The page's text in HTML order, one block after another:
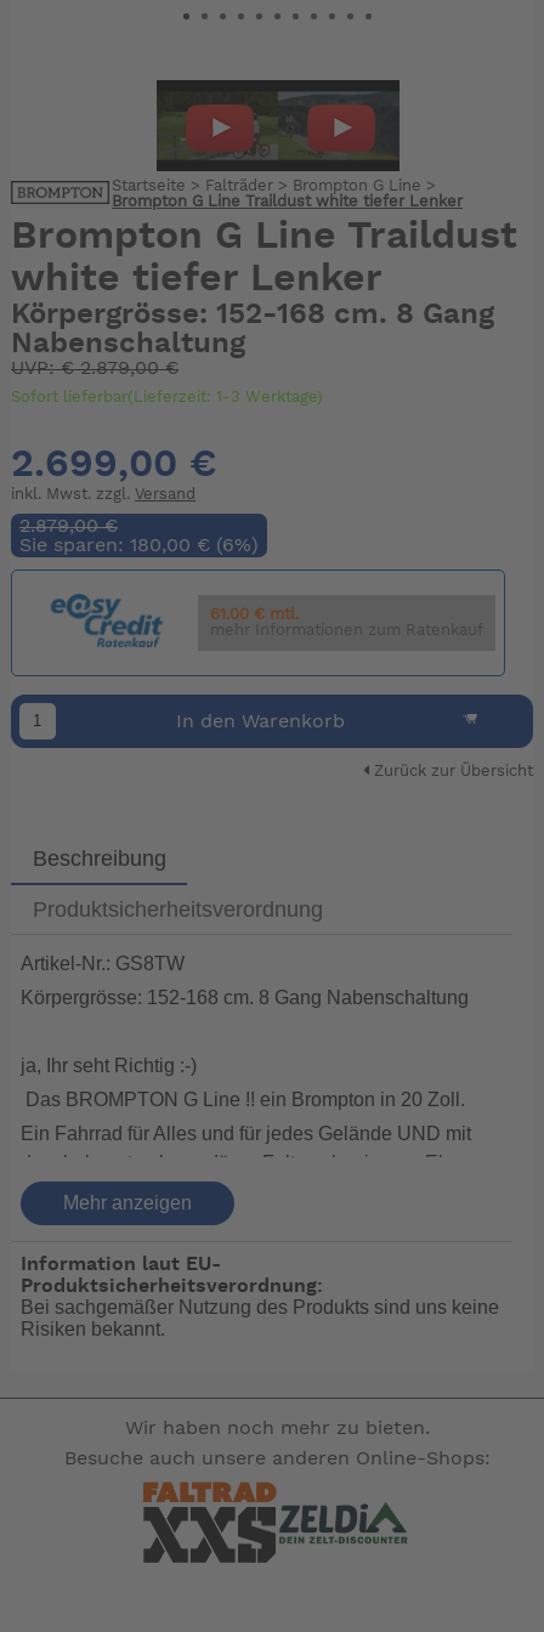
Startseite > Falträder > Brompton G Line >
Brompton G Line Traildust white tiefer Lenker
Brompton G Line Traildust
white tiefer Lenker
Körpergrösse: 152-168 cm. 8 Gang
Nabenschaltung
UVP:€2.879,00 €
Sofort lieferbar(Lieferzeit: 1-3 Werktage)
2.699,00 €
inkl. Mwst. zzgl. Versand
2.879,00 €
Sie sparen: 180,00 € (6%)
61.00 € mtl.
mehr Informationen zum Ratenkauf
In den Warenkorb
Zurück zur Übersicht
Beschreibung
Produktsicherheitsverordnung
Artikel-Nr.: GS8TW
Körpergrösse: 152-168 cm. 8 Gang Nabenschaltung
ja, Ihr seht Richtig :-)
Das BROMPTON G Line !! ein Brompton in 20 Zoll.
Ein Fahrrad für Alles und für jedes Gelände UND mit
dem bekannten legendären Faltmechanismus. Eben
ein Brompton!
Es ist genauso leicht verstaubar und an einer Hand zu
tragen wie ein C Line in 16 Zoll,bietet aber durch 20
Zoll Ballonreifen einen bahnbrechenden Komfort und
Fahrverhalten.
kleiner Bruder. Auch dieses G Line wird Ihr treuer
Begleiter auf den man sich verlassen kann.
Das Brompton G Line wird mit einer 8 Gang Shimano
Alfine und Scheibenbremsen ausgerüstet.
Das sagt Brompton:
Wir schaffen urbane Freiheit für ein glücklicheres
Mehr anzeigen
Information laut EU-
Produktsicherheitsverordnung:
Bei sachgemäßer Nutzung des Produkts sind uns keine
Risiken bekannt.
Wir haben noch mehr zu bieten.
Besuche auch unsere anderen Online-Shops: